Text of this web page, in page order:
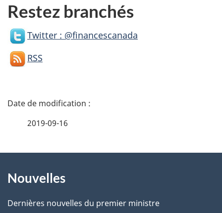
Restez branchés
Twitter : @financescanada
RSS
D
i
l
2019-09-16
propos
de
Nouvelles
Dernières nouvelles du premier ministre